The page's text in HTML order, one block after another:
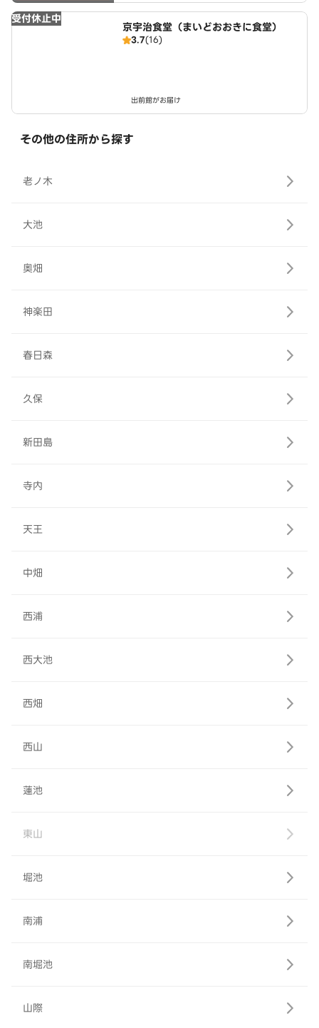
受付休止中
京宇治食堂（まいどおおきに食堂）
3.7(16)
出前館がお届け
その他の住所から探す
老ノ木
大池
奥畑
神楽田
春日森
久保
新田島
寺内
天王
中畑
西浦
西大池
西畑
西山
蓮池
東山
堀池
南浦
南堀池
山際